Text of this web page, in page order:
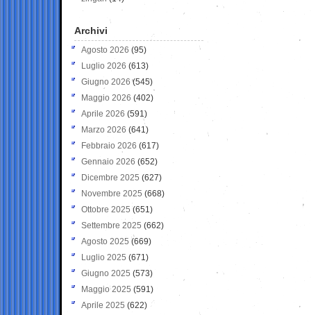
Archivi
Agosto 2026 (95)
Luglio 2026 (613)
Giugno 2026 (545)
Maggio 2026 (402)
Aprile 2026 (591)
Marzo 2026 (641)
Febbraio 2026 (617)
Gennaio 2026 (652)
Dicembre 2025 (627)
Novembre 2025 (668)
Ottobre 2025 (651)
Settembre 2025 (662)
Agosto 2025 (669)
Luglio 2025 (671)
Giugno 2025 (573)
Maggio 2025 (591)
Aprile 2025 (622)